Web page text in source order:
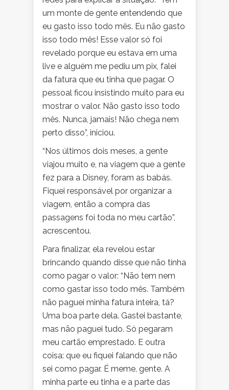
um monte de gente entendendo que
eu gasto isso todo mês. Eu não gasto
isso todo mês! Esse valor só foi
revelado porque eu estava em uma
live e alguém me pediu um pix, falei
da fatura que eu tinha que pagar. O
pessoal ficou insistindo muito para eu
mostrar o valor. Não gasto isso todo
mês. Nunca, jamais! Não chega nem
perto disso”, iniciou.
“Nos últimos dois meses, a gente
viajou muito e, na viagem que a gente
fez para a Disney, foram as babás.
Fiquei responsável por organizar a
viagem, então a compra das
passagens foi toda no meu cartão”,
acrescentou.
Para finalizar, ela revelou estar
brincando quando disse que não tinha
como pagar o valor: “Não tem nem
como gastar isso todo mês. Também
não paguei minha fatura inteira, tá?
Uma boa parte dela. Gastei bastante,
mas não paguei tudo. Só pegaram
meu cartão emprestado. E outra
coisa: que eu fiquei falando que não
sei como pagar. É meme, gente. A
minha parte eu tinha e a parte das